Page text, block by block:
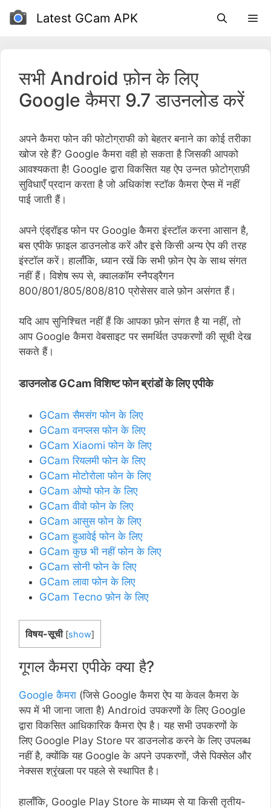
छोड़कर
Latest GCam APK
सभी Android फ़ोन के लिए
Google कैमरा 9.7 डाउनलोड करें
अपने कैमरा फोन की फोटोग्राफी को बेहतर बनाने का कोई तरीका
खोज रहे हैं? Google कैमरा वही हो सकता है जिसकी आपको
आवश्यकता है! Google द्वारा विकसित यह ऐप उन्नत फ़ोटोग्राफ़ी
सुविधाएँ प्रदान करता है जो अधिकांश स्टॉक कैमरा ऐप्स में नहीं
पाई जाती हैं।
अपने एंड्रॉइड फोन पर Google कैमरा इंस्टॉल करना आसान है,
बस एपीके फ़ाइल डाउनलोड करें और इसे किसी अन्य ऐप की तरह
इंस्टॉल करें। हालाँकि, ध्यान रखें कि सभी फ़ोन ऐप के साथ संगत
नहीं हैं। विशेष रूप से, क्वालकॉम स्नैपड्रैगन
800/801/805/808/810 प्रोसेसर वाले फ़ोन असंगत हैं।
यदि आप सुनिश्चित नहीं हैं कि आपका फ़ोन संगत है या नहीं, तो
आप Google कैमरा वेबसाइट पर समर्थित उपकरणों की सूची देख
सकते हैं।
डाउनलोड GCam विशिष्ट फोन ब्रांडों के लिए एपीके
GCam सैमसंग फोन के लिए
GCam वनप्लस फोन के लिए
GCam Xiaomi फोन के लिए
GCam रियलमी फोन के लिए
GCam मोटोरोला फोन के लिए
GCam ओप्पो फोन के लिए
GCam वीवो फोन के लिए
GCam आसुस फोन के लिए
GCam हुआवेई फोन के लिए
GCam कुछ भी नहीं फोन के लिए
GCam सोनी फोन के लिए
GCam लावा फोन के लिए
GCam Tecno फ़ोन के लिए
विषय-सूची [show]
गूगल कैमरा एपीके क्या है?
Google कैमरा (जिसे Google कैमरा ऐप या केवल कैमरा के
रूप में भी जाना जाता है) Android उपकरणों के लिए Google
द्वारा विकसित आधिकारिक कैमरा ऐप है। यह सभी उपकरणों के
लिए Google Play Store पर डाउनलोड करने के लिए उपलब्ध
नहीं है, क्योंकि यह Google के अपने उपकरणों, जैसे पिक्सेल और
नेक्सस श्रृंखला पर पहले से स्थापित है।
हालाँकि, Google Play Store के माध्यम से या किसी तृतीय-